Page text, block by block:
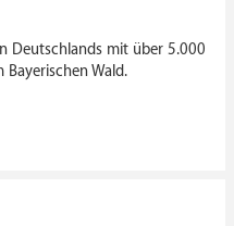
Deutschlands mit über 5.000
Bayerischen Wald.